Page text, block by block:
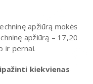
apžiūrą mokės
apžiūrą – 17,20
ir pernai.
kiekvienas